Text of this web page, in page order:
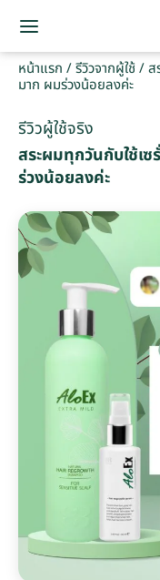
หน้าแรก /รีวิวจากผู้ใช้ /ส
มาก ผมร่วงน้อยลงค่ะ
รีวิวผู้ใช้จริง
สระผมทุกวันกับใช้เ
ร่วงน้อยลงค่ะ